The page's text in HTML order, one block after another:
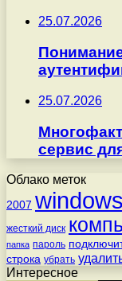
25.07.2026
25.07.2026
сервис
Облако меток
2007 windows
жесткий диск
папка пароль
строка убрать
Интересное